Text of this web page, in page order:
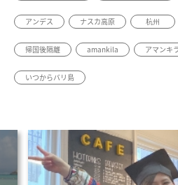
アンデス ナスカ高原 杭州
帰国後隔離 amankila アマンキ
いつからバリ島